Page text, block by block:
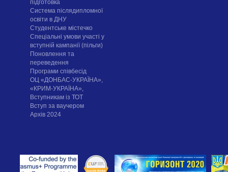
підготовка
Система післядипломної
освіти в ДНУ
Cтудентське містечко
Спеціальні умови участі у
вступній кампанії (пільги)
Поновлення та
переведення
Програми співбесід
ОЦ «ДОНБАС-УКРАЇНА»,
«КРИМ-УКРАЇНА»,
Вступникам із ТОТ
Вступ за ваучером
Архів 2024